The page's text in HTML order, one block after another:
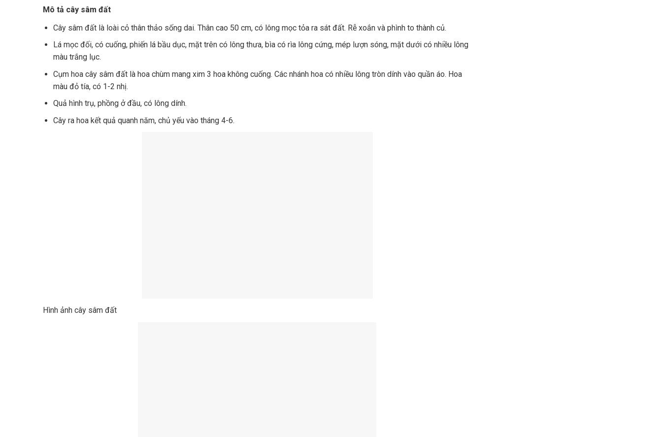
Mô tả cây sâm đất
Cây sâm đất là loài cỏ thân thảo sống dai. Thân cao 50 cm, có lông mọc tỏa ra sát đất. Rễ xoắn và phình to thành củ.
Lá mọc đối, có cuống, phiến lá bầu dục, mặt trên có lông thưa, bìa có rìa lông cứng, mép lượn sóng, mặt dưới có nhiều lông
màu trắng lục.
Cụm hoa cây sâm đất là hoa chùm mang xim 3 hoa không cuống. Các nhánh hoa có nhiều lông tròn dính vào quần áo. Hoa
màu đỏ tía, có 1-2 nhị.
Quả hình trụ, phồng ở đầu, có lông dính.
Cây ra hoa kết quả quanh năm, chủ yếu vào tháng 4-6.
Hình ảnh cây sâm đất